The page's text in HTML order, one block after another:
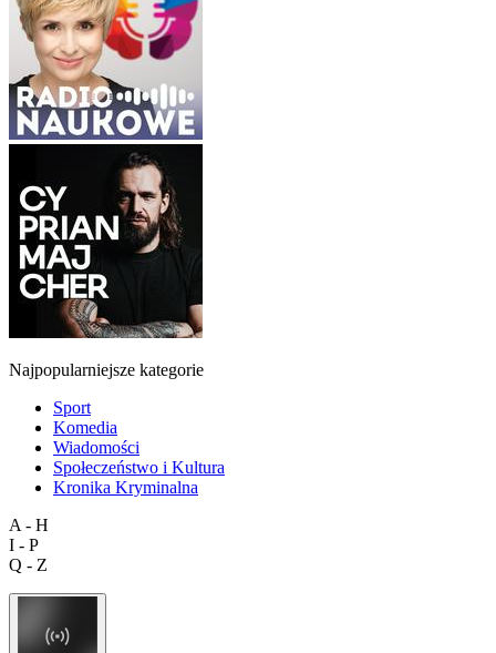
Najpopularniejsze kategorie
Sport
Komedia
Wiadomości
Społeczeństwo i Kultura
Kronika Kryminalna
A - H
I - P
Q - Z